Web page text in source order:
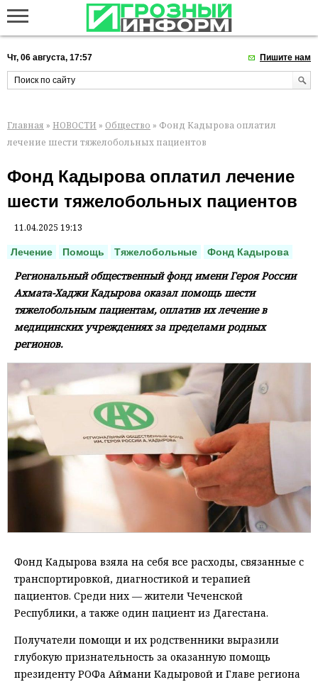
Чт, 06 августа, 17:57 Пишите нам
Главная » НОВОСТИ » Общество » Фонд Кадырова оплатил
лечение шести тяжелобольных пациентов
Фонд Кадырова оплатил лечение
шести тяжелобольных пациентов
11.04.2025 19:13
Лечение Помощь Тяжелобольные Фонд Кадырова
Региональный общественный фонд имени Героя России
Ахмата-Хаджи Кадырова оказал помощь шести
тяжелобольным пациентам, оплатив их лечение в
медицинских учреждениях за пределами родных
регионов.
Фонд Кадырова взяла на себя все расходы, связанные с
транспортировкой, диагностикой и терапией
пациентов. Среди них — жители Чеченской
Республики, а также один пациент из Дагестана.
Получатели помощи и их родственники выразили
глубокую признательность за оказанную помощь
президенту РОФа Аймани Кадыровой и Главе региона